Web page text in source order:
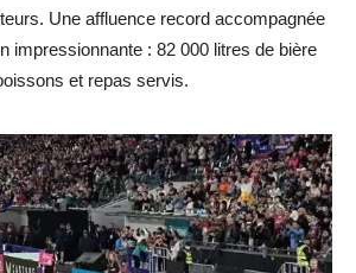
Une affluence record accompagnée
impressionnante : 82 000 litres de bière
et repas servis.